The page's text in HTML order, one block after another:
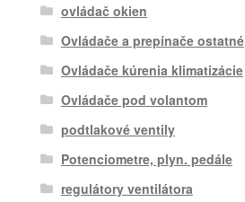
ovládač okien
Ovládače a prepínače ostatné
Ovládače kúrenia klimatizácie
Ovládače pod volantom
podtlakové ventily
Potenciometre, plyn. pedále
regulátory ventilátora